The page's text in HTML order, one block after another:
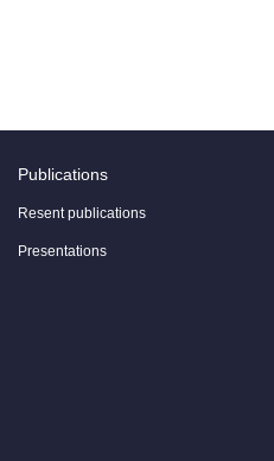
Publications
Resent publications
Presentations